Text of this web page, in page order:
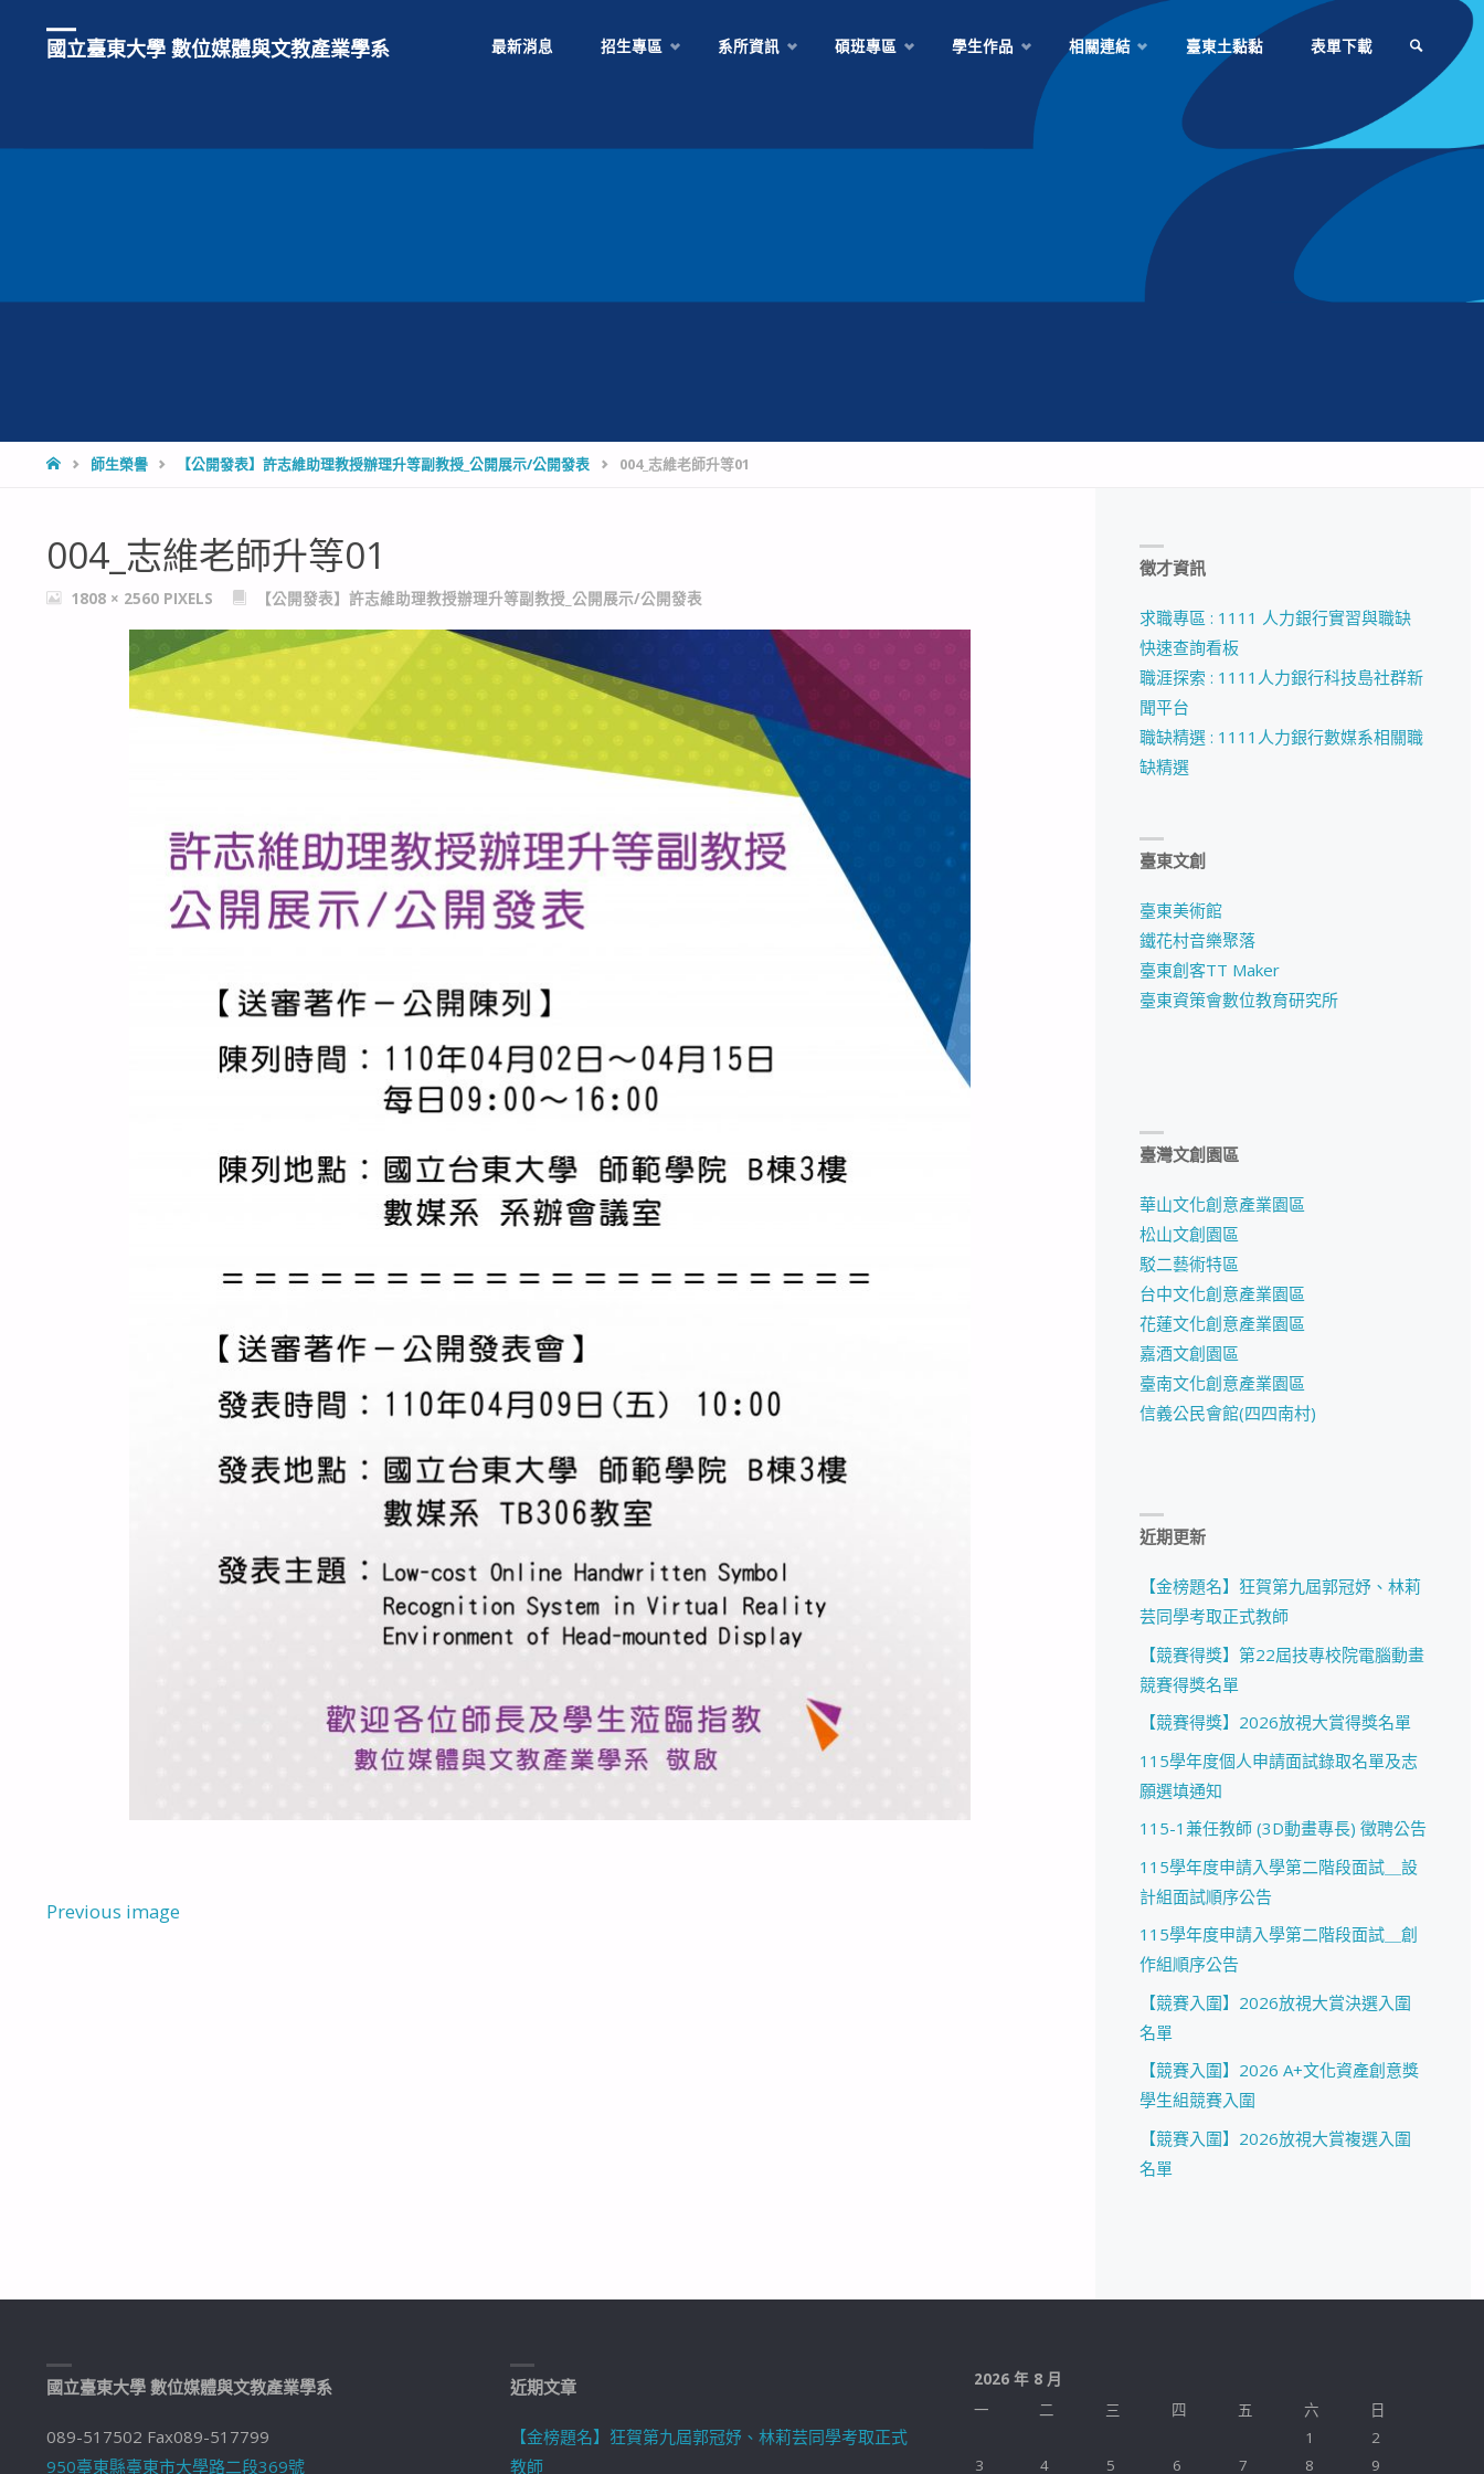
國立臺東大學 數位媒體與文教產業學系 最新消息 招生專區 系所資訊 碩班專區 學生作品 相關連結 臺東土黏黏 表單下載
HOME師生榮譽 【公開發表】許志維助理教授辦理升等副教授_公開展示/公開發表 004_志維老師升等01
004_志維老師升等01
FULL1808 × 2560 PIXELS 【公開發表】許志維助理教授辦理升等副教授_公開展示/公開發表
Previous image
徵才資訊
求職專區 : 1111 人力銀行實習與職缺
快速查詢看板
職涯探索 : 1111人力銀行科技島社群新
聞平台
職缺精選 : 1111人力銀行數媒系相關職
缺精選
臺東文創
臺東美術館
鐵花村音樂聚落
臺東創客TT Maker
臺東資策會數位教育研究所
臺灣文創園區
華山文化創意產業園區
松山文創園區
駁二藝術特區
台中文化創意產業園區
花蓮文化創意產業園區
嘉酒文創園區
臺南文化創意產業園區
信義公民會館(四四南村)
近期更新
【金榜題名】狂賀第九屆郭冠妤、林莉
芸同學考取正式教師
【競賽得獎】第22屆技專校院電腦動畫
競賽得獎名單
【競賽得獎】2026放視大賞得獎名單
115學年度個人申請面試錄取名單及志
願選填通知
115-1兼任教師 (3D動畫專長) 徵聘公告
115學年度申請入學第二階段面試＿設
計組面試順序公告
115學年度申請入學第二階段面試＿創
作組順序公告
【競賽入圍】2026放視大賞決選入圍
名單
【競賽入圍】2026 A+文化資產創意獎
學生組競賽入圍
【競賽入圍】2026放視大賞複選入圍
名單
國立臺東大學 數位媒體與文教產業學系
089-517502 Fax089-517799
950臺東縣臺東市大學路二段369號
近期文章
【金榜題名】狂賀第九屆郭冠妤、林莉芸同學考取正式
教師
2026 年 8 月
一
二 三 四 五 六
日
1
2
3
4 5 6 7 8 9